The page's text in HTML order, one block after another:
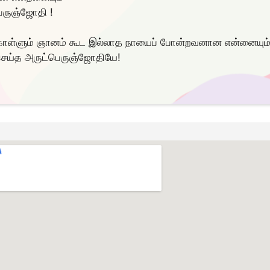
!
ஞானம் கூட இல்லாத நாயைப் போன்றவனான என்னையும்
அருட்பெருஞ்ஜோதியே!